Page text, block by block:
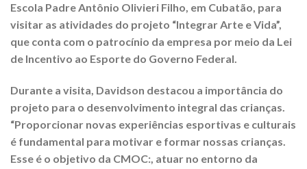
Escola Padre Antônio Olivieri Filho, em Cubatão, para
visitar as atividades do projeto “Integrar Arte e Vida”,
que conta com o patrocínio da empresa por meio da Lei
de Incentivo ao Esporte do Governo Federal.
Durante a visita, Davidson destacou a importância do
projeto para o desenvolvimento integral das crianças.
“Proporcionar novas experiências esportivas e culturais
é fundamental para motivar e formar nossas crianças.
Esse é o objetivo da CMOC:, atuar no entorno da